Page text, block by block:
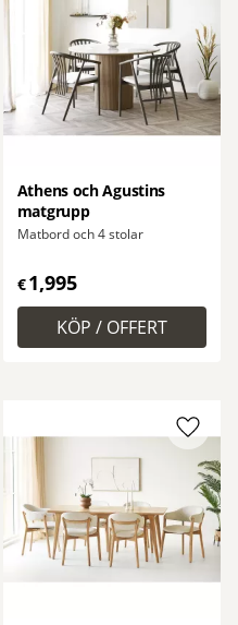
Athens och Agustins
matgrupp
Matbord och 4 stolar
€1,995
i favoriter Lägg